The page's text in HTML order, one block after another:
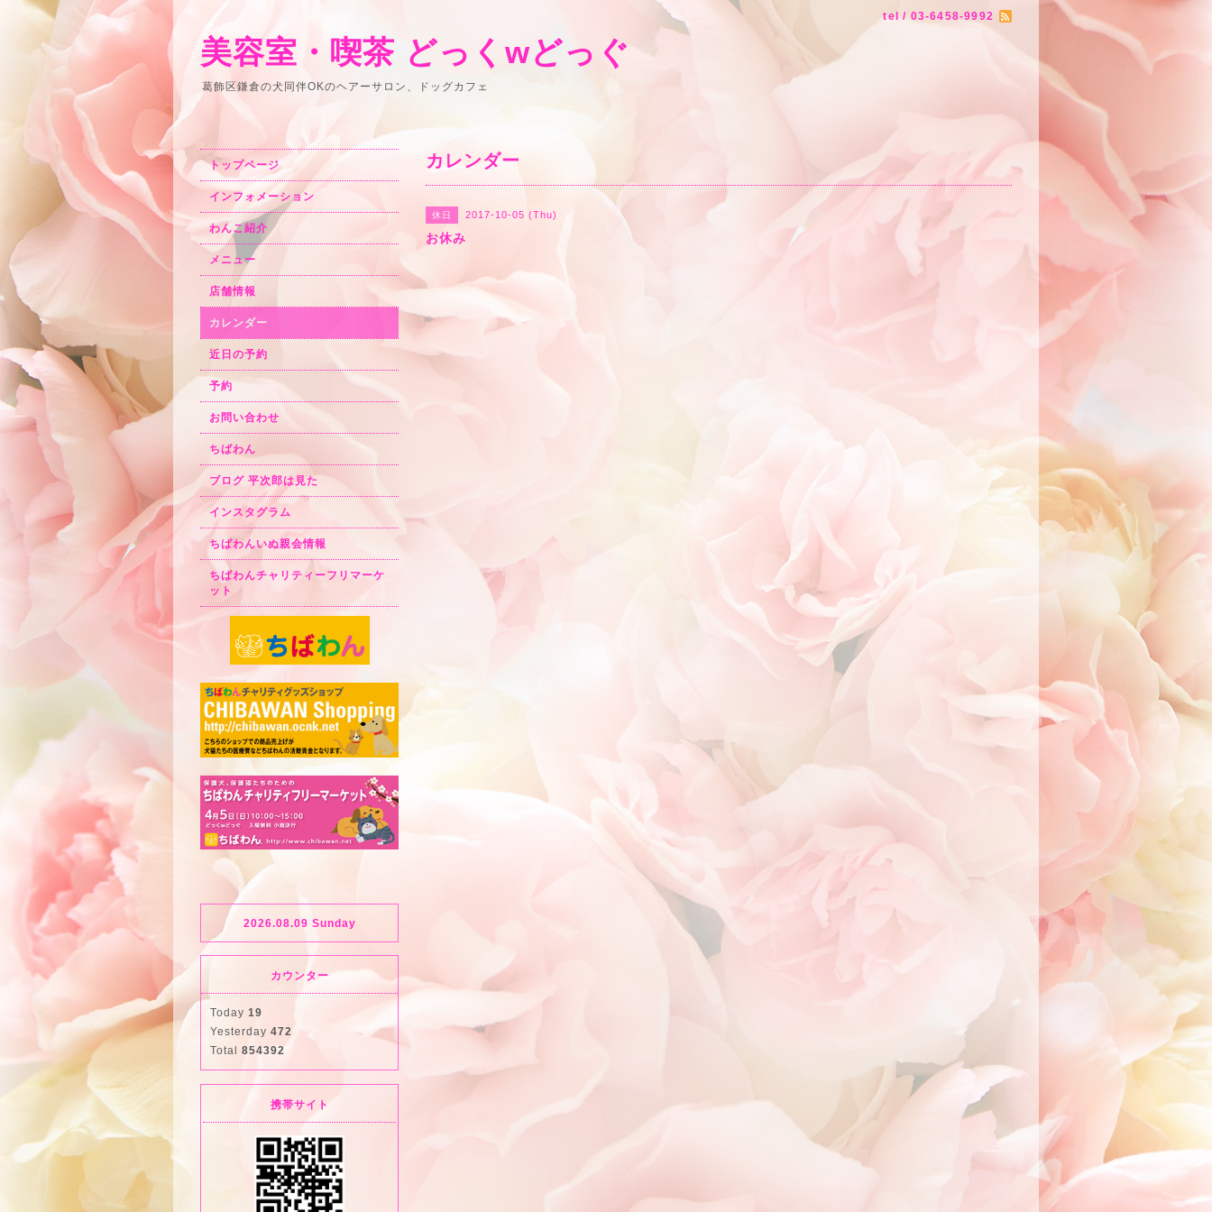
tel / 03-6458-9992
美容室・喫茶 どっくwどっぐ
葛飾区鎌倉の犬同伴OKのヘアーサロン、ドッグカフェ
カレンダー
休日 2017-10-05 (Thu)
お休み
トップページ
インフォメーション
わんこ紹介
メニュー
店舗情報
カレンダー
近日の予約
予約
お問い合わせ
ちばわん
ブログ 平次郎は見た
インスタグラム
ちばわんいぬ親会情報
ちばわんチャリティーフリマーケ
ット
2026.08.09 Sunday
カウンター
Today 19
Yesterday 472
Total 854392
携帯サイト